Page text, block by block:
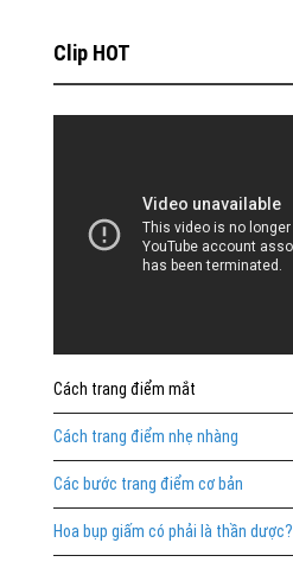
Clip HOT
Cách trang điểm mắt
Cách trang điểm nhẹ nhàng
Các bước trang điểm cơ bản
Hoa bụp giấm có phải là thần dược?